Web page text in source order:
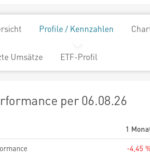
Profile / Kennzahlen
Umsätze ETF-Profil
per 06.08.26
1
-4,45